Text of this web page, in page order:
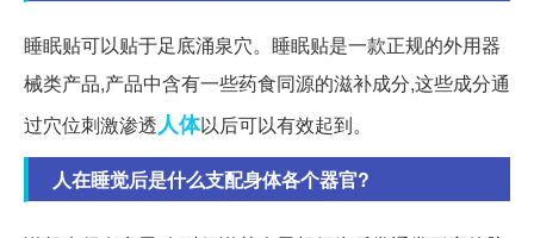
睡眠贴可以贴于足底涌泉穴。睡眠贴是一款正规的外用器
械类产品,产品中含有一些药食同源的滋补成分,这些成分通
过穴位刺激渗透人体以后可以有效起到。
人在睡觉后是什么支配身体各个器官?